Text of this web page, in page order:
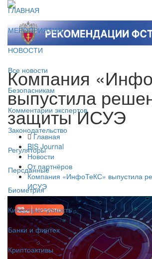
ГЛАВНАЯ
МЕРОПРИЯТИЯ
НОВОСТИ
Все новости
Безопасникам
Комментарии экспертов
Законодательство
Регуляторы
Персданные
Биометрия
Киберпреступность
Банки и финтех
Криптоактивы
Компания
выпустила
защиты ИСУЭ
Главная
BIS Journal
Новости
От партнёров
Компания «ИнфоТеКС» выпустила
ИСУЭ